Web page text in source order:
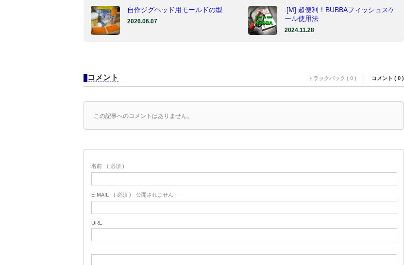
自作ジグヘッド用モールドの型
2026.06.07
:[M] 超便利！BUBBAフィッシュスケ
ール使用法
2024.11.28
コメント トラックバック ( 0 ) コメント ( 0 )
この記事へのコメントはありません。
名前 ( 必須 )
E-MAIL ( 必須 ) - 公開されません -
URL